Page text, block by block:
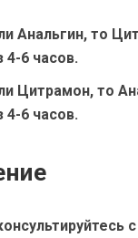
Анальгин, то
4-6 часов.
Цитрамон, то
4-6 часов.